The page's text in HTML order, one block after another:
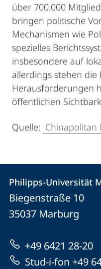
über 700.000
bringen politische
Mechanismen wie
spezielles
insbesondere auf
allerdings stehen die
Herausforderungen
öffentlichen
Quelle: Chinapolitan
Kontakt
und
Informationen
zur
Website
Philipps-
Universität
Marburg
Philipps-Universität
Biegenstraße 10
35037 Marburg
+49 6421 28-20
Stud-i-fon +49